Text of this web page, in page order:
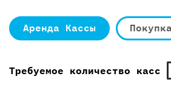
Аренда Кассы
Требуемое количество касс